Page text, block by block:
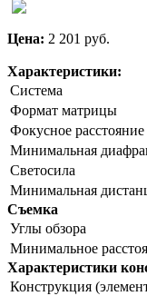
Цена: 2 201 pуб.
Характеристики:
Система
Формат матрицы
Фокусное расстояние
Минимальная
Светосила
Минимальная
Съемка
Углы обзора
Минимальное
Характеристики
Конструкция